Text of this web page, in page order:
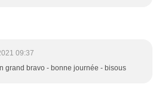
09:37
grand bravo - bonne journée - bisous